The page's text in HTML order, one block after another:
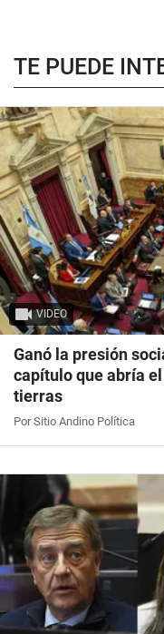
TE PUEDE
VIDEO
Ganó la presión
capítulo que abría
tierras
Por Sitio Andino Política